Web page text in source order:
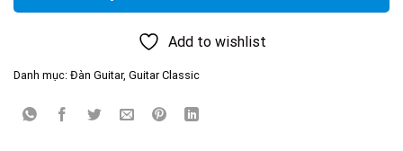
Add to wishlist
Danh mục: Đàn Guitar, Guitar Classic